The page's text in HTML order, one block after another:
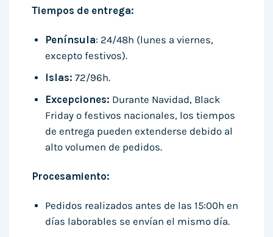
Tiempos de entrega:
Península: 24/48h (lunes a viernes,
excepto festivos).
Islas: 72/96h.
Excepciones: Durante Navidad, Black
Friday o festivos nacionales, los tiempos
de entrega pueden extenderse debido al
alto volumen de pedidos.
Procesamiento:
Pedidos realizados antes de las 15:00h en
días laborables se envían el mismo día.